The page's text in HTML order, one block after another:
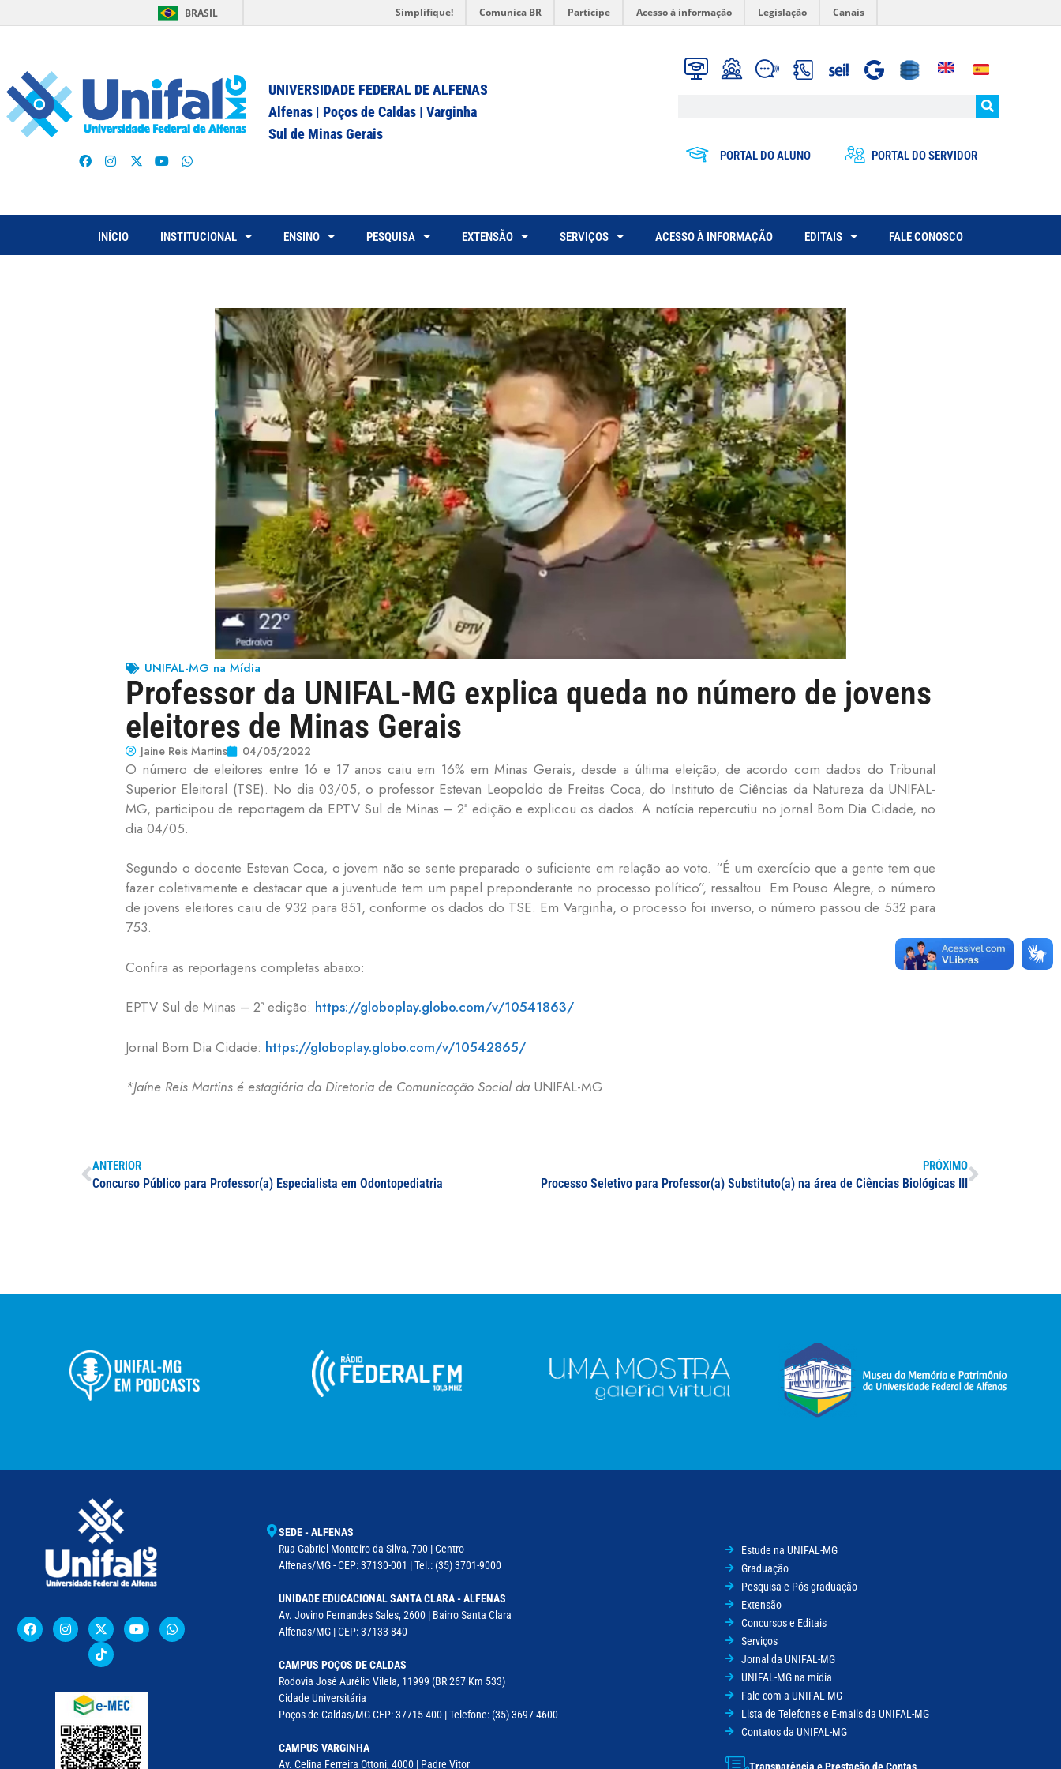
BRASIL Simplifique! Comunica BR Participe Acesso à informação Legislação Canais
UNIVERSIDADE FEDERAL DE ALFENAS
Alfenas | Poços de Caldas | Varginha
Sul de Minas Gerais
PORTAL DO ALUNO PORTAL DO SERVIDOR
INÍCIO INSTITUCIONAL ENSINO PESQUISA EXTENSÃO SERVIÇOS ACESSO À INFORMAÇÃO EDITAIS FALE CONOSCO
UNIFAL-MG na Mídia
Professor da UNIFAL-MG explica queda no número de jovens
eleitores de Minas Gerais
Jaine Reis Martins 04/05/2022
O número de eleitores entre 16 e 17 anos caiu em 16% em Minas Gerais, desde a última eleição, de acordo com dados do Tribunal
Superior Eleitoral (TSE). No dia 03/05, o professor Estevan Leopoldo de Freitas Coca, do Instituto de Ciências da Natureza da UNIFAL-
MG, participou de reportagem da EPTV Sul de Minas – 2ª edição e explicou os dados. A notícia repercutiu no jornal Bom Dia Cidade, no
dia 04/05.
Segundo o docente Estevan Coca, o jovem não se sente preparado o suficiente em relação ao voto. “É um exercício que a gente tem que
fazer coletivamente e destacar que a juventude tem um papel preponderante no processo político”, ressaltou. Em Pouso Alegre, o número
de jovens eleitores caiu de 932 para 851, conforme os dados do TSE. Em Varginha, o processo foi inverso, o número passou de 532 para
753.
Confira as reportagens completas abaixo:
EPTV Sul de Minas – 2ª edição: https://globoplay.globo.com/v/10541863/
Jornal Bom Dia Cidade: https://globoplay.globo.com/v/10542865/
*Jaíne Reis Martins é estagiária da Diretoria de Comunicação Social da UNIFAL-MG
ANTERIOR
Concurso Público para Professor(a) Especialista em Odontopediatria
PRÓXIMO
Processo Seletivo para Professor(a) Substituto(a) na área de Ciências Biológicas III
SEDE - ALFENAS
Rua Gabriel Monteiro da Silva, 700 | Centro
Alfenas/MG - CEP: 37130-001 | Tel.: (35) 3701-9000
UNIDADE EDUCACIONAL SANTA CLARA - ALFENAS
Av. Jovino Fernandes Sales, 2600 | Bairro Santa Clara
Alfenas/MG | CEP: 37133-840
CAMPUS POÇOS DE CALDAS
Rodovia José Aurélio Vilela, 11999 (BR 267 Km 533)
Cidade Universitária
Poços de Caldas/MG CEP: 37715-400 | Telefone: (35) 3697-4600
CAMPUS VARGINHA
Av. Celina Ferreira Ottoni, 4000 | Padre Vitor
Estude na UNIFAL-MG
Graduação
Pesquisa e Pós-graduação
Extensão
Concursos e Editais
Serviços
Jornal da UNIFAL-MG
UNIFAL-MG na mídia
Fale com a UNIFAL-MG
Lista de Telefones e E-mails da UNIFAL-MG
Contatos da UNIFAL-MG